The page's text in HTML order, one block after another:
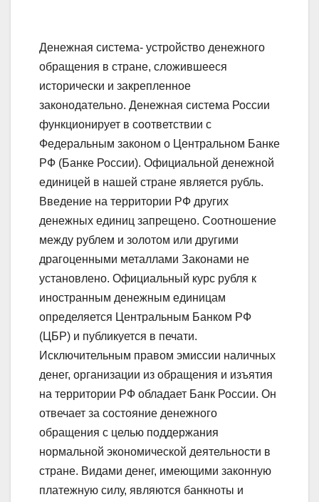
Денежная система- устройство денежного
обращения в стране, сложившееся
исторически и закрепленное
законодательно. Денежная система России
функционирует в соответствии с
Федеральным законом о Центральном Банке
РФ (Банке России). Официальной денежной
единицей в нашей стране является рубль.
Введение на территории РФ других
денежных единиц запрещено. Соотношение
между рублем и золотом или другими
драгоценными металлами Законами не
установлено. Официальный курс рубля к
иностранным денежным единицам
определяется Центральным Банком РФ
(ЦБР) и публикуется в печати.
Исключительным правом эмиссии наличных
денег, организации из обращения и изъятия
на территории РФ обладает Банк России. Он
отвечает за состояние денежного
обращения с целью поддержания
нормальной экономической деятельности в
стране. Видами денег, имеющими законную
платежную силу, являются банкноты и